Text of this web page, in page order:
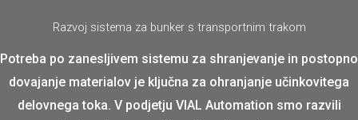
Razvoj sistema za bunker s transportnim trakom
Potreba po zanesljivem sistemu za shranjevanje in postopno
dovajanje materialov je ključna za ohranjanje učinkovitega
delovnega toka. V podjetju VIAL Automation smo razvili